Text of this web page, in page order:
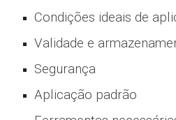
Condições ideais de
Validade e
Segurança
Aplicação padrão